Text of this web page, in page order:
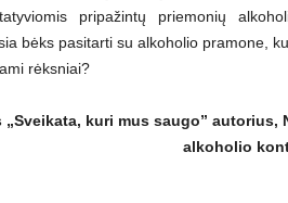
pripažintų priemonių
bėks pasitarti su alkoholio pramone,
rėksniai?
kuri mus saugo” autorius,
alkoholio